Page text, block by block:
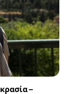
–